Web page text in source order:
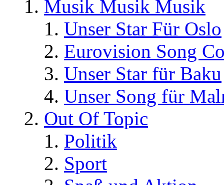
Musik Musik Musik
Unser Star Für Oslo
Eurovision Song
Unser Star für Baku
Unser Song für
Out Of Topic
Politik
Sport